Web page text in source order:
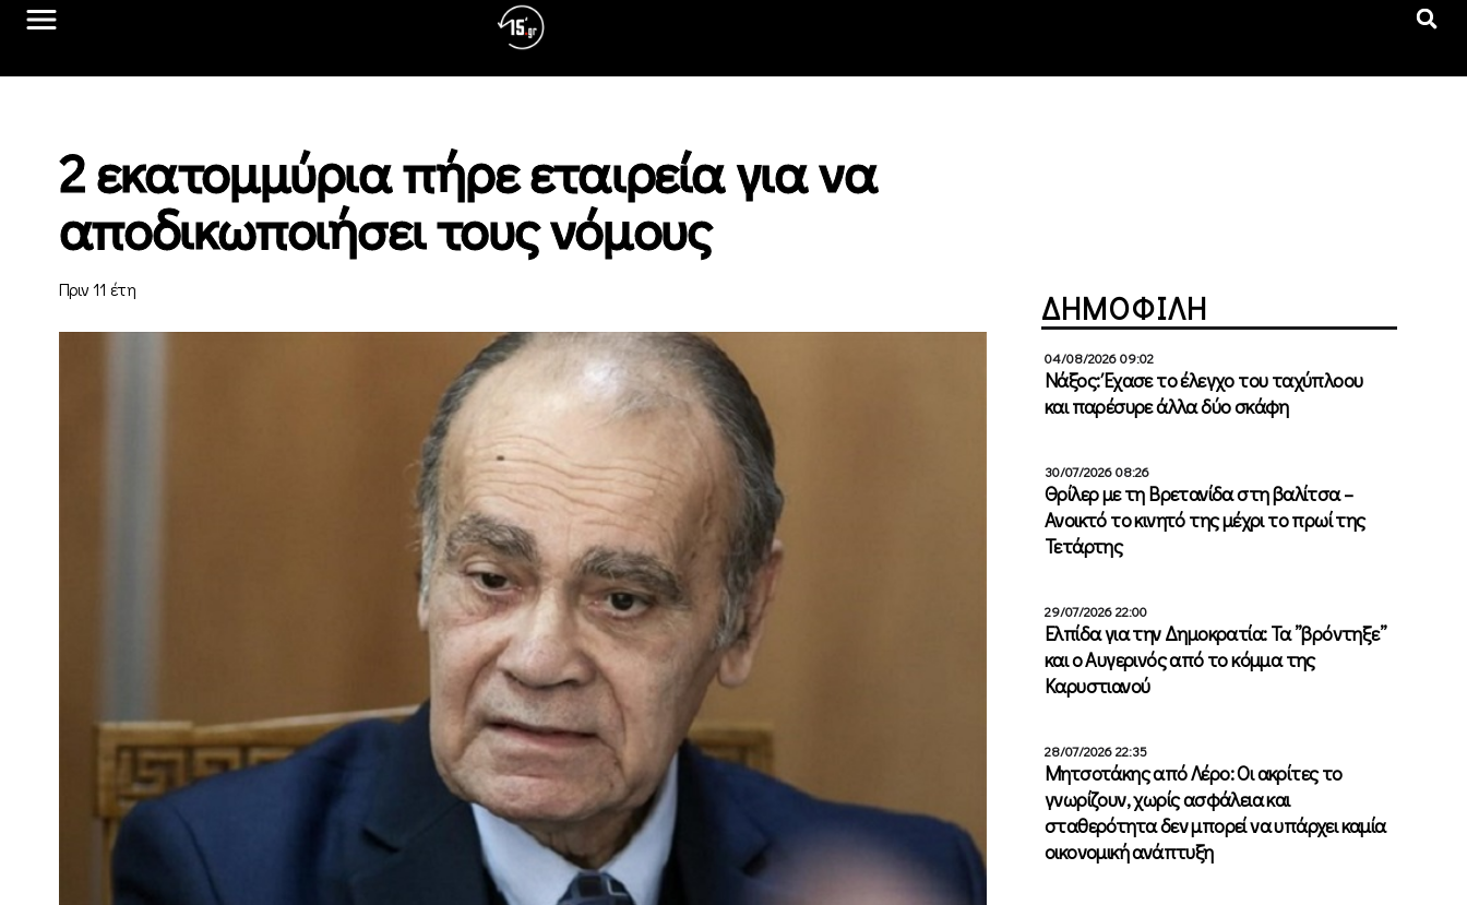
2 εκατομμύρια πήρε εταιρεία για να
αποδικωποιήσει τους νόμους
Πριν 11 έτη ΔΗΜΟΦΙΛΗ
04/08/2026 09:02
Νάξος: Έχασε το έλεγχο του ταχύπλοου
και παρέσυρε άλλα δύο σκάφη
30/07/2026 08:26
Θρίλερ με τη Βρετανίδα στη βαλίτσα –
Ανοικτό το κινητό της μέχρι το πρωί της
Τετάρτης
29/07/2026 22:00
Ελπίδα για την Δημοκρατία: Τα ”βρόντηξε”
και ο Αυγερινός από το κόμμα της
Καρυστιανού
28/07/2026 22:35
Μητσοτάκης από Λέρο: Οι ακρίτες το
γνωρίζουν, χωρίς ασφάλεια και
σταθερότητα δεν μπορεί να υπάρχει καμία
οικονομική ανάπτυξη